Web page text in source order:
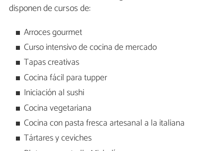
disponen de cursos de:
Arroces gourmet
Curso intensivo de cocina de mercado
Tapas creativas
Cocina fácil para tupper
Iniciación al sushi
Cocina vegetariana
Cocina con pasta fresca artesanal a la italiana
Tártares y ceviches